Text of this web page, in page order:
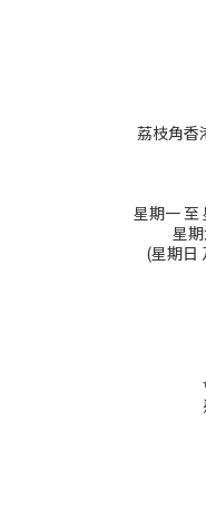
荔枝角香
星期一 至
星
(星期日